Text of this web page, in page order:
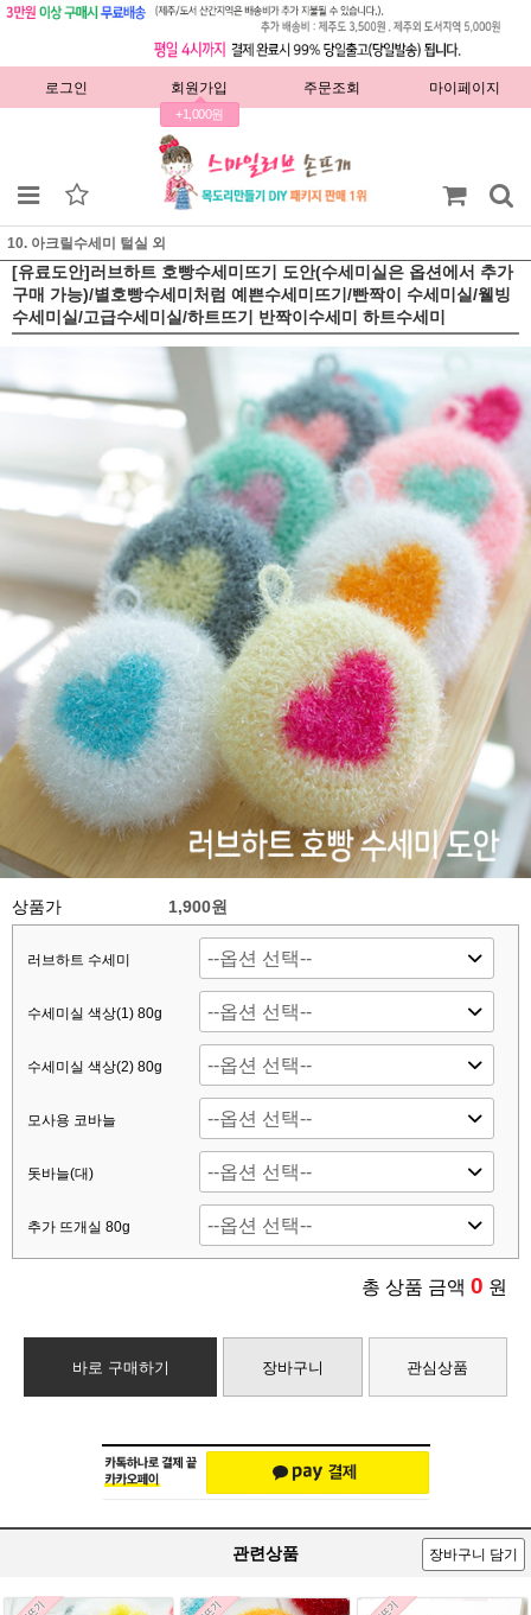
로그인 회원가입
+1,000원
주문조회 마이페이지
10. 아크릴수세미 털실 외
[유료도안]러브하트 호빵수세미뜨기 도안(수세미실은 옵션에서 추가
구매 가능)/별호빵수세미처럼 예쁜수세미뜨기/빤짝이 수세미실/웰빙
수세미실/고급수세미실/하트뜨기 반짝이수세미 하트수세미
상품가 1,900원
러브하트 수세미
수세미실 색상(1) 80g
수세미실 색상(2) 80g
모사용 코바늘
돗바늘(대)
추가 뜨개실 80g
총 상품 금액 0 원
바로 구매하기 장바구니 관심상품
관련상품 장바구니 담기